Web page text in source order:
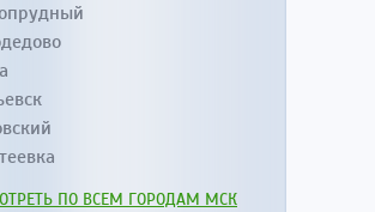
ПО ВСЕМ ГОРОДАМ МСК